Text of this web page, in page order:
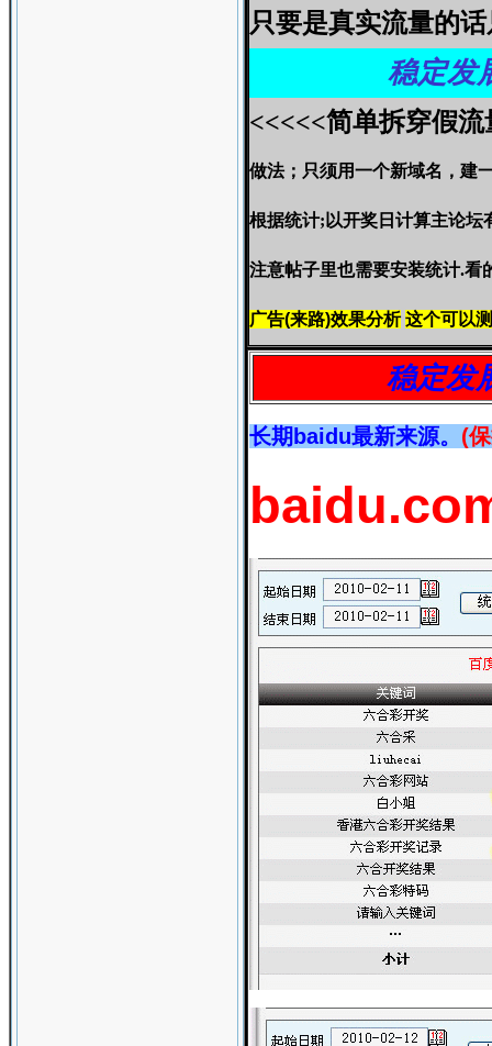
只要是真实流量的
稳定发
<<<<<简单拆穿假
做法；只须用一个新域名，建
根据统计;以开奖日计算主论坛
注意帖子里也需要安装统计.看
广告(来路)效果分析 这个可以
稳定发
长期baidu最新来源。 (